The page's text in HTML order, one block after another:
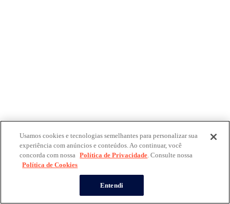
Usamos cookies e tecnologias semelhantes para personalizar sua
experiência com anúncios e conteúdos. Ao continuar, você
concorda com nossa Política de Privacidade. Consulte nossa
Política de Cookies
Entendi